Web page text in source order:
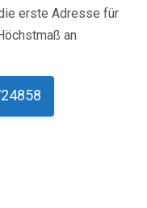
erste Adresse für
an